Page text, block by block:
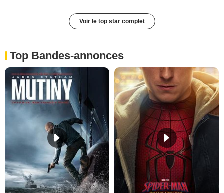
Voir le top star complet
Top Bandes-annonces